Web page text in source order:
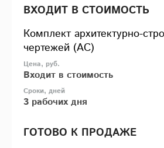
ВХОДИТ В СТОИМОСТЬ
Комплект архитектурно-
чертежей (АС)
Входит в стоимость
3 рабочих дня
ГОТОВО К ПРОДАЖЕ